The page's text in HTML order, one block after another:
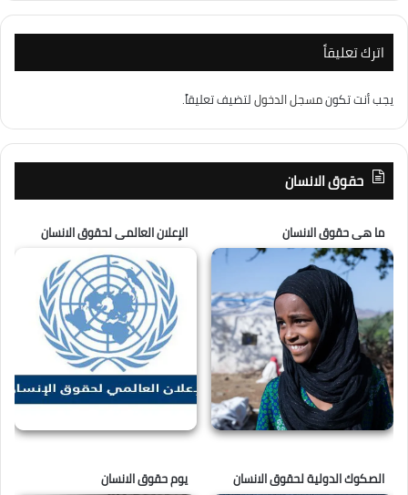
اترك تعليقاً
يجب أنت تكونمسجل الدخوللتضيف تعليقاً.
حقوق الانسان
ما هى حقوق الانسان الإعلان العالمى لحقوق الانسان
الصكوك الدولية لحقوق الانسان يوم حقوق الانسان